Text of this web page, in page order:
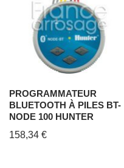
PROGRAMMATEUR
BLUETOOTH À PILES BT-
NODE 100 HUNTER
158,34 €